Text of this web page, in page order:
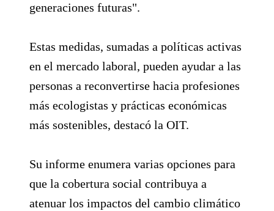
generaciones futuras".
Estas medidas, sumadas a políticas activas
en el mercado laboral, pueden ayudar a las
personas a reconvertirse hacia profesiones
más ecologistas y prácticas económicas
más sostenibles, destacó la OIT.
Su informe enumera varias opciones para
que la cobertura social contribuya a
atenuar los impactos del cambio climático